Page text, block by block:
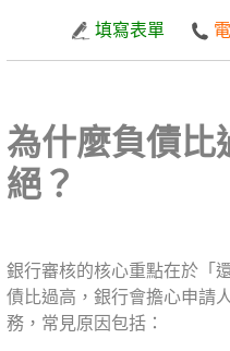
填寫表單
為什麼負債比
絕？
銀行審核的核心重點在於「
債比過高，銀行會擔心申請
務，常見原因包括：